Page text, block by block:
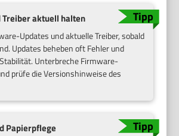
aktuell halten
Updates und aktuelle Treiber, sobald
Updates beheben oft Fehler und
Unterbreche Firmware-
prüfe die Versionshinweise des
Papierpflege